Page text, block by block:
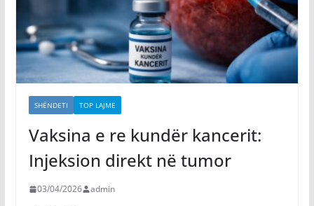
SHËNDETI TOP LAJME
Vaksina e re kundër kancerit:
Injeksion direkt në tumor
03/04/2026 admin